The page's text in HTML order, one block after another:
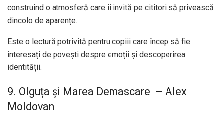
construind o atmosferă care îi invită pe cititori să privească
dincolo de aparențe.
Este o lectură potrivită pentru copiii care încep să fie
interesați de povești despre emoții și descoperirea
identității.
9. Olguța și Marea Demascare – Alex
Moldovan